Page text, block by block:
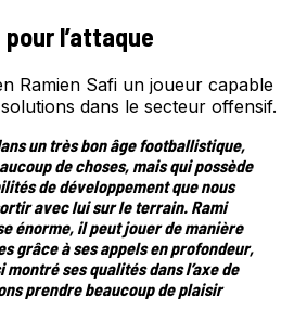
l’attaque
Ramien Safi un joueur capable
dans le secteur offensif.
un très bon âge footballistique,
de choses, mais qui possède
de développement que nous
avec lui sur le terrain. Rami
énorme, il peut jouer de manière
grâce à ses appels en profondeur,
montré ses qualités dans l’axe de
prendre beaucoup de plaisir